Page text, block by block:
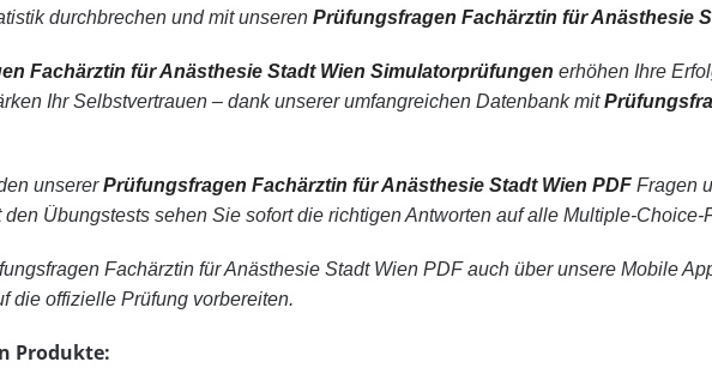
durchbrechen und mit unseren Prüfungsfragen Fachärztin für Anästhesie
Fachärztin für Anästhesie Stadt Wien Simulatorprüfungen erhöhen Ihre
Ihr Selbstvertrauen – dank unserer umfangreichen Datenbank mit
unsererPrüfungsfragen Fachärztin für Anästhesie Stadt Wien PDFFragen
Übungstests sehen Sie sofort die richtigen Antworten auf alle Multiple-Choice-
Fachärztin für Anästhesie Stadt Wien PDF auch über unsere Mobile
die offizielle Prüfung vorbereiten.
Produkte: